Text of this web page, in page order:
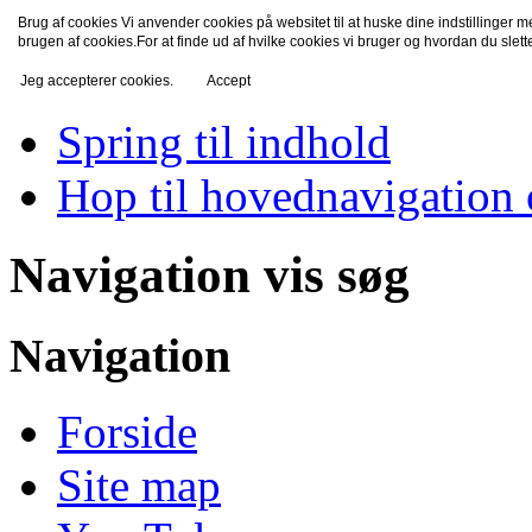
TV-Fredensborg
Spring til indhold
Hop til hovednavigation
Navigation vis søg
Navigation
Forside
Site map
Brug af cookies Vi anvender cookies på websitet til at huske dine indstillinger
brugen af cookies.For at finde ud af hvilke cookies vi bruger og hvordan du
Jeg accepterer cookies. Accept